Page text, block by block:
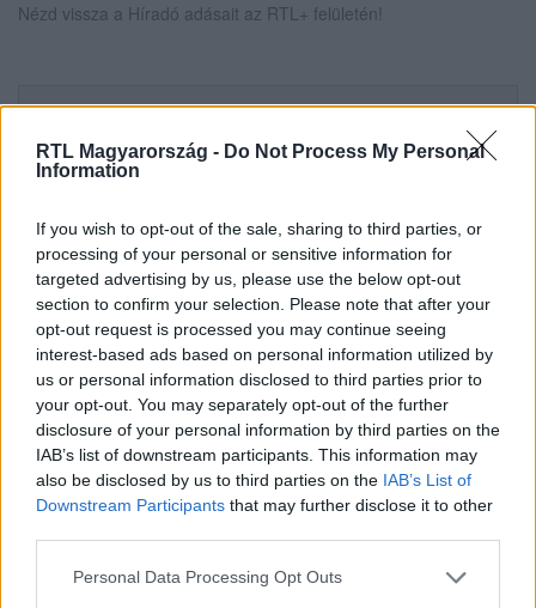
RTL Magyarország - Do Not Process My Personal
Information
If you wish to opt-out of the sale, sharing to third parties, or
processing of your personal or sensitive information for
targeted advertising by us, please use the below opt-out
section to confirm your selection. Please note that after your
opt-out request is processed you may continue seeing
interest-based ads based on personal information utilized by
us or personal information disclosed to third parties prior to
your opt-out. You may separately opt-out of the further
disclosure of your personal information by third parties on the
IAB’s list of downstream participants. This information may
also be disclosed by us to third parties on the IAB’s List of
Downstream Participants that may further disclose it to other
Please note that this website/app uses one or more Google
Personal Data Processing Opt Outs
Nézd vissza a Híradó adásait az RTL+ felületén!
legyen a Google-találatokban!
Kövess minket, és értesülj a friss hírekről a
Facebookon is!
Követem